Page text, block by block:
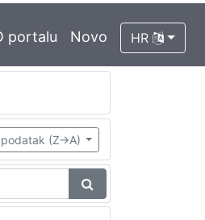
portalu Novo HR
(Z->A)